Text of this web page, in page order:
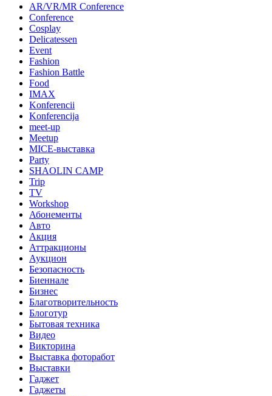
AR/VR/MR Conference
Conference
Cosplay
Delicatessen
Event
Fashion
Fashion Battle
Food
IMAX
Konferencii
Konferencija
meet-up
Meetup
MICE-выставка
Party
SHAOLIN CAMP
Trip
TV
Workshop
Абонементы
Авто
Акция
Аттракционы
Аукцион
Безопасность
Биеннале
Бизнес
Благотворительность
Блоготур
Бытовая техника
Видео
Викторина
Выставка фоторабот
Выставки
Гаджет
Гаджеты